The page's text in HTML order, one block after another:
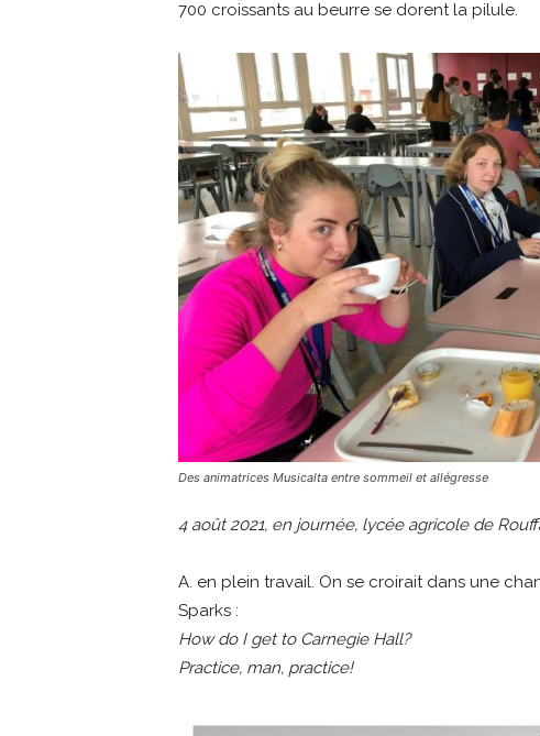
700 croissants au beurre se dorent la pilule.
Des animatrices Musicalta entre sommeil et allégresse
4 août 2021, en journée, lycée agricole de
A. en plein travail. On se croirait dans une
Sparks :
How do I get to Carnegie Hall?
Practice, man, practice!